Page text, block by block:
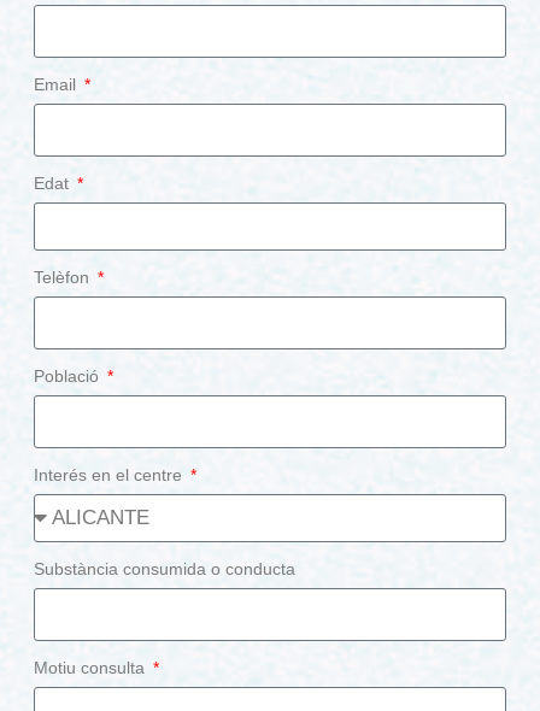
Email
Edat
Telèfon
Població
Interés en el centre
Substància consumida o conducta
Motiu consulta